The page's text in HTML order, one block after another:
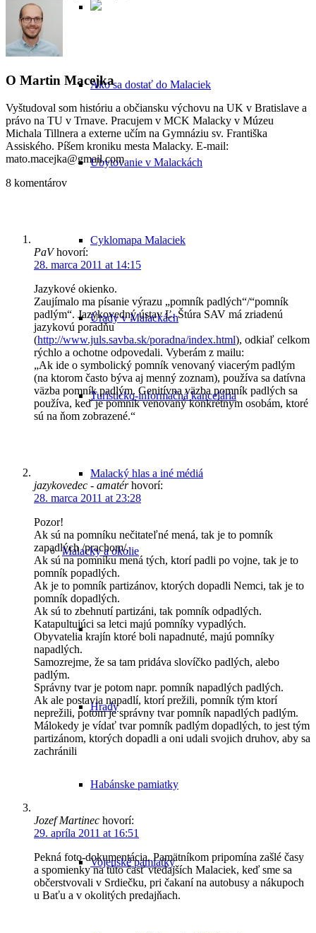
Ako sa dostať do Malaciek
Ubytovanie v Malackách
Cyklomapa Malaciek
Úrady v Malackách
Turisticko-informačná kancelária
Malacký hlas a iné médiá
Malacky a okolie
Hrady
Habánske pamiatky
Vojenské pamiatky
O Martin Macejka
Vyštudoval som históriu a občiansku výchovu na UK v Bratislave a
právo na TU v Trnave. Pracujem v MCK Malacky v Múzeu
Michala Tillnera a externe učím na Gymnáziu sv. Františka
Assiského. Píšem kroniku mesta Malacky. E-mail:
mato.macejka@gmail.com
8 komentárov
PaV hovorí:
28. marca 2011 at 14:15
Jazykové okienko.
Zaujímalo ma písanie výrazu „pomník padlých“/“pomník
padlým“. Jazykovedný ústav Ľ. Štúra SAV má zriadenú
jazykovú poradňu
(http://www.juls.savba.sk/poradna/index.html), odkiaľ celkom
rýchlo a ochotne odpovedali. Vyberám z mailu:
„Ak ide o symbolický pomník venovaný viacerým padlým
(na ktorom často býva aj menný zoznam), používa sa datívna
väzba pomník padlým. Genitívna väzba pomník padlých sa
používa, keď je pomník venovaný konkrétnym osobám, ktoré
sú na ňom zobrazené.“
jazykovedec - amatér hovorí:
28. marca 2011 at 23:28
Pozor!
Ak sú na pomníku nečitateľné mená, tak je to pomník
zapadlých /prachom/.
Ak sú na pomníku mená tých, ktorí padli po vojne, tak je to
pomník popadlých.
Ak je to pomník partizánov, ktorých dopadli Nemci, tak je to
pomník dopadlých.
Ak sú to zbehnutí partizáni, tak pomník odpadlých.
Katapultujúci sa letci majú pomníky vypadlých.
Obyvatelia krajín ktoré boli napadnuté, majú pomníky
napadlých.
Samozrejme, že sa tam pridáva slovíčko padlých, alebo
padlým.
Správny tvar je potom napr. pomník napadlých padlých.
Ak ale postavia napadlí, ktorí prežili, pomník tým ktorí
neprežili, potom je správny tvar pomník napadlých padlým.
Málokedy je vídať tvar pomník padlým dopadlých, to jest tým
partizánom, ktorých dopadli a oni udali svojich druhov, aby sa
zachránili
Jozef Martinec hovorí:
29. apríla 2011 at 16:51
Pekná foto-dokumentácia. Pamätníkom pripomína zašlé časy
a spomienky na túto časť vtedajších Malaciek, keď sme sa
občerstvovali v Srdiečku, pri čakaní na autobusy a nákupoch
u Baťu a v okolitých predajňach.